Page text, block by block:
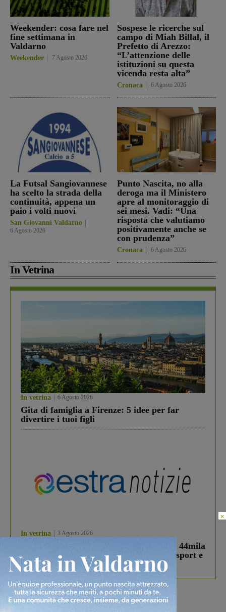
Weekender: cosa fare nel
fine settimana in
Valdarno
Weekender 7 Agosto 2026
Sospese le ricerche sul
campo di Miah Billal, il
Prefetto di Arezzo:
“L’attenzione delle
istituzioni su questa
vicenda resta alta”
Cronaca 6 Agosto 2026
La Futsal Sangiovannese
ha scelto la strada della
continuità, appena un
paio i volti nuovi
San Giovanni Valdarno
6 Agosto 2026
Punto Nascita, no alla
deroga ma il Ministero
apre al monitoraggio di
sei mesi. Vadi: “Una
risposta che valutiamo
positivamente anche se
con prudenza”
Cronaca 6 Agosto 2026
In Vetrina
In vetrina 6 Agosto 2026
Gita di famiglia a Firenze: 5 idee per far
divertire i tuoi figli
In vetrina 3 Agosto 2026
Estra Notizie agosto: Smart Cities, oltre 44mila
studenti coinvolti, torna il bando per lo sport e
debutta il podcast Estrair
×